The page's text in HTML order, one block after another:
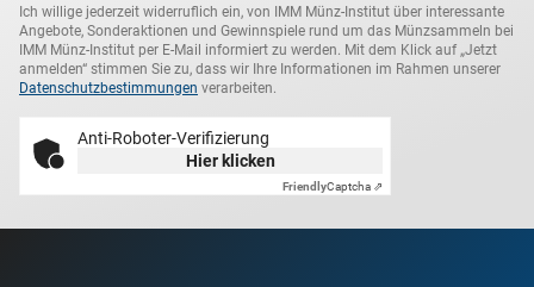
Ich willige jederzeit widerruflich ein, von IMM Münz-Institut über interessante
Angebote, Sonderaktionen und Gewinnspiele rund um das Münzsammeln bei
IMM Münz-Institut per E-Mail informiert zu werden. Mit dem Klick auf „Jetzt
anmelden“ stimmen Sie zu, dass wir Ihre Informationen im Rahmen unserer
Datenschutzbestimmungen verarbeiten.
Anti-Roboter-Verifizierung
Hier klicken
FriendlyCaptcha ⇗